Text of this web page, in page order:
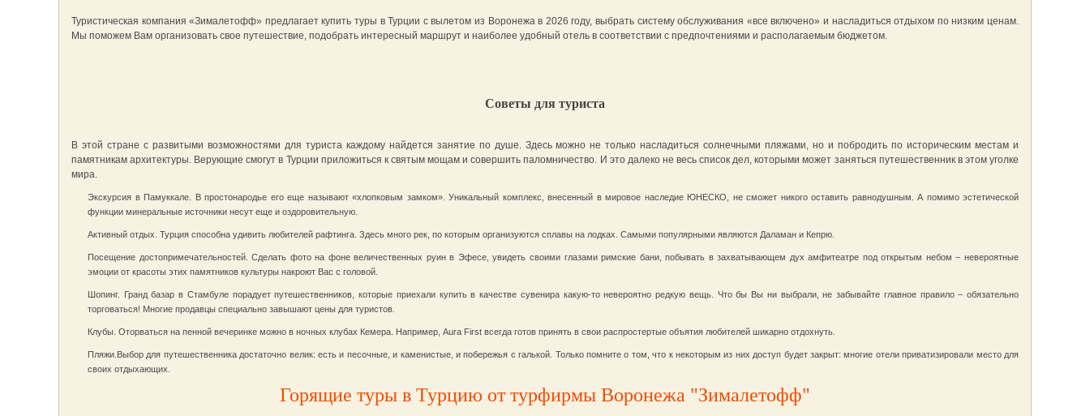
Туристическая компания «Зималетофф» предлагает купить туры в Турции с вылетом из Воронежа в 2026 году, выбрать систему обслуживания «все включено» и насладиться отдыхом по низким ценам.
Мы поможем Вам организовать свое путешествие, подобрать интересный маршрут и наиболее удобный отель в соответствии с предпочтениями и располагаемым бюджетом.
Cоветы для туриста
В этой стране с развитыми возможностями для туриста каждому найдется занятие по душе. Здесь можно не только насладиться солнечными пляжами, но и побродить по историческим местам и
памятникам архитектуры. Верующие смогут в Турции приложиться к святым мощам и совершить паломничество. И это далеко не весь список дел, которыми может заняться путешественник в этом уголке
мира.
Экскурсия в Памуккале . В простонародье его еще называют «хлопковым замком». Уникальный комплекс, внесенный в мировое наследие ЮНЕСКО, не сможет никого оставить равнодушным. А помимо эстетической
функции минеральные источники несут еще и оздоровительную.
Активный отдых. Турция способна удивить любителей рафтинга. Здесь много рек, по которым организуются сплавы на лодках. Самыми популярными являются Даламан и Кепрю.
Посещение достопримечательностей. Сделать фото на фоне величественных руин в Эфесе, увидеть своими глазами римские бани, побывать в захватывающем дух амфитеатре под открытым небом – невероятные
эмоции от красоты этих памятников культуры накроют Вас с головой.
Шопинг. Гранд базар в Стамбуле порадует путешественников, которые приехали купить в качестве сувенира какую-то невероятно редкую вещь. Что бы Вы ни выбрали, не забывайте главное правило – обязательно
торговаться! Многие продавцы специально завышают цены для туристов.
Клубы. Оторваться на пенной вечеринке можно в ночных клубах Кемера. Например, Aura First всегда готов принять в свои распростертые объятия любителей шикарно отдохнуть.
Пляжи.Выбор для путешественника достаточно велик: есть и песочные, и каменистые, и побережья с галькой. Только помните о том, что к некоторым из них доступ будет закрыт: многие отели приватизировали место для
своих отдыхающих.
Горящие туры в Турцию от турфирмы Воронежа "Зималетофф"